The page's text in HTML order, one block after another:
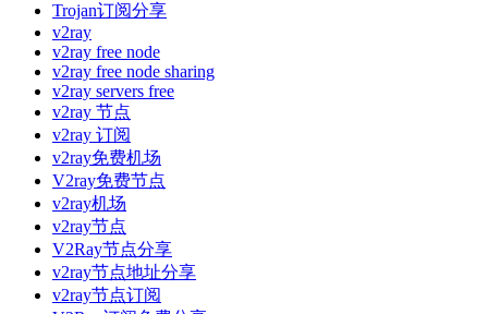
Trojan订阅分享
v2ray
v2ray free node
v2ray free node sharing
v2ray servers free
v2ray 节点
v2ray 订阅
v2ray免费机场
V2ray免费节点
v2ray机场
v2ray节点
V2Ray节点分享
v2ray节点地址分享
v2ray节点订阅